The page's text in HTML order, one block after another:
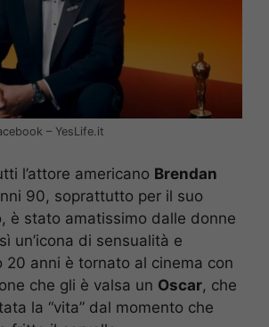
– YesLife.it
l’attore americano Brendan
90, soprattutto per il suo
è stato amatissimo dalle donne
un’icona di sensualità e
20 anni è tornato al cinema con
che gli è valsa un Oscar, che
la “vita” dal momento che